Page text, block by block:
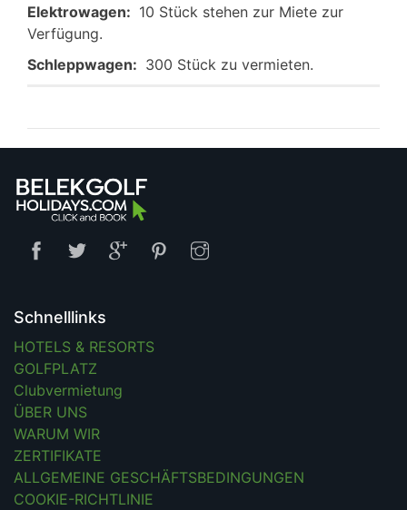
Elektrowagen: 10 Stück stehen zur Miete zur
Verfügung.
Schleppwagen: 300 Stück zu vermieten.
Schnelllinks
HOTELS & RESORTS
GOLFPLATZ
Clubvermietung
ÜBER UNS
WARUM WIR
ZERTIFIKATE
ALLGEMEINE GESCHÄFTSBEDINGUNGEN
COOKIE-RICHTLINIE